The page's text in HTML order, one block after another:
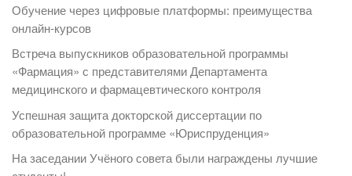
Обучение через цифровые платформы: преимущества
онлайн-курсов
Встреча выпускников образовательной программы
«Фармация» с представителями Департамента
медицинского и фармацевтического контроля
Успешная защита докторской диссертации по
образовательной программе «Юриспруденция»
На заседании Учёного совета были награждены лучшие